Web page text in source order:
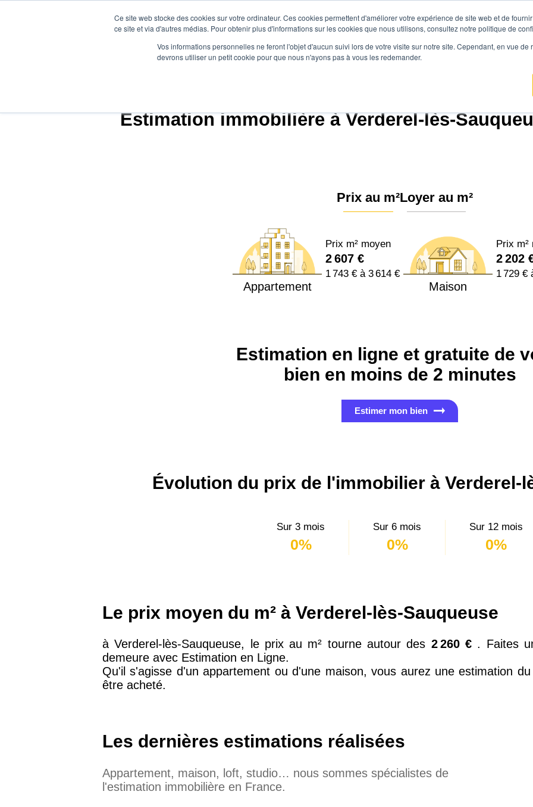
Ce site web stocke des cookies sur votre ordinateur. Ces cookies permettent d'améliorer votre expérience de site web et de
ce site et via d'autres médias. Pour obtenir plus d'informations sur les cookies que nous utilisons, consultez notre politique de
Vos informations personnelles ne feront l'objet d'aucun suivi lors de votre visite sur notre site. Cependant, en vue de
devrons utiliser un petit cookie pour que nous n'ayons pas à vous les redemander.
Prix immobilier Vendre avec
Verderel-lès-Sauqueuse
Estimation immobilière à Verderel-lès-
Prix au m²
Appartement
Prix m² moyen
2 607 €
1 743 € à 3 614 €
Loyer au m²
Maison
Prix m²
2 202
1 729 €
Estimation en ligne et gratuite de
bien en moins de 2 minutes
Estimer mon bien
Évolution du prix de l'immobilier à Verderel-
Sur 3 mois
0%
Sur 6 mois
0%
Sur 12 mois
0%
Le prix moyen du m² à Verderel-lès-Sauqueuse
à Verderel-lès-Sauqueuse, le prix au m² tourne autour des 2 260 € . Faites
demeure avec Estimation en Ligne.
Qu'il s'agisse d'un appartement ou d'une maison, vous aurez une estimation
être acheté.
Les dernières estimations réalisées
Appartement, maison, loft, studio… nous sommes spécialistes de
l'estimation immobilière en France.